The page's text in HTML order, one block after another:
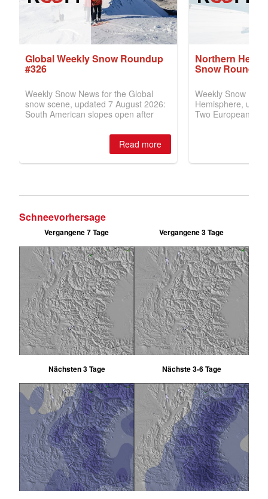
Schneevorhersage
Vergangene 7 Tage Vergangene 3 Tage
Nächsten 3 Tage Nächste 3-6 Tage